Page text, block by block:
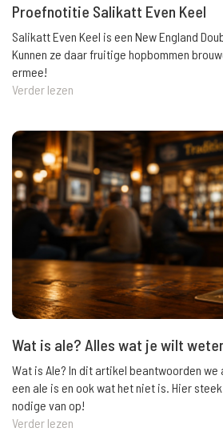
Proefnotitie Salikatt Even Keel
Salikatt Even Keel is een New England
Kunnen ze daar fruitige hopbommen
ermee!
Verder lezen
Wat is ale? Alles wat je wilt
Wat is Ale? In dit artikel beantwoorden
een ale is en ook wat het niet is. Hier
nodige van op!
Verder lezen